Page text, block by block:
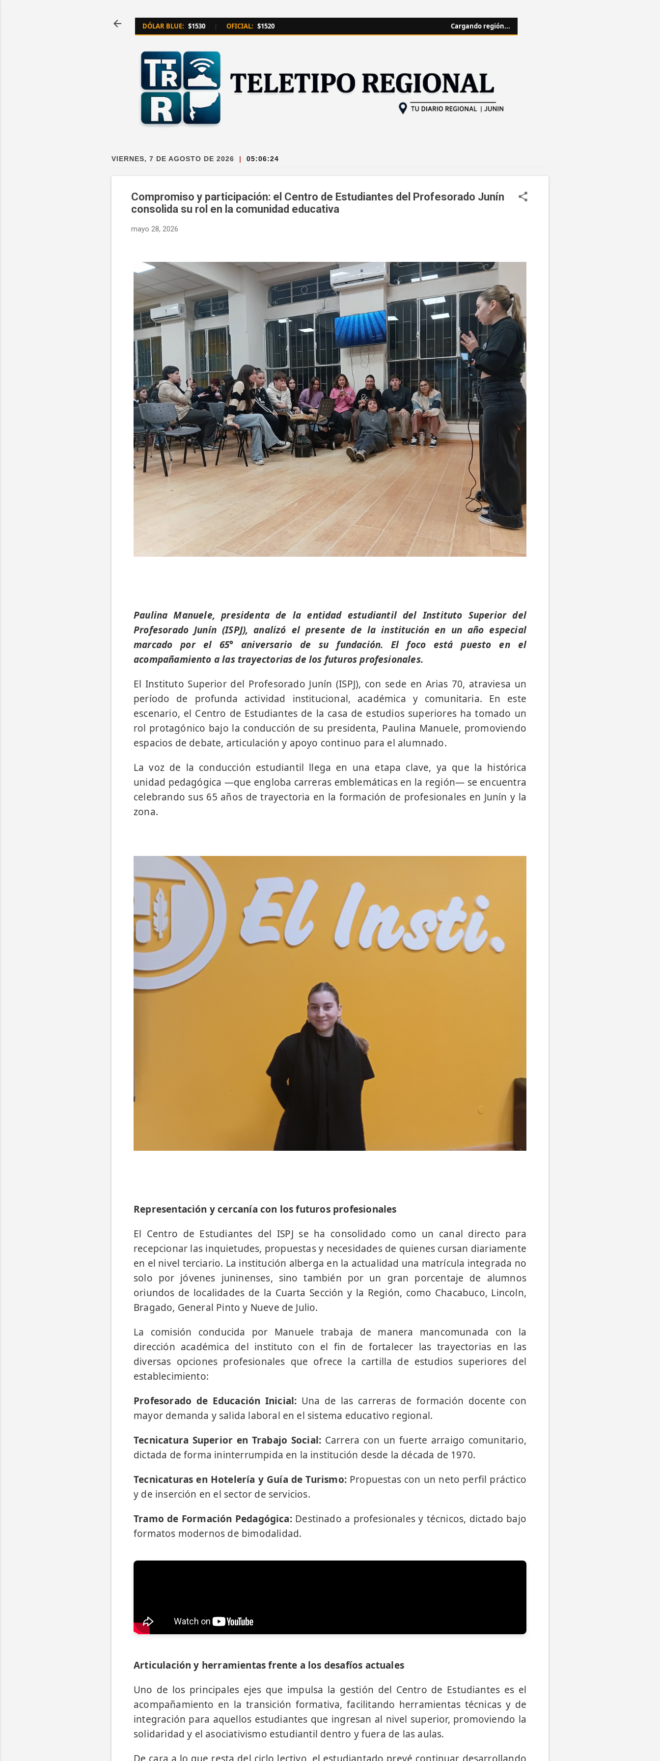
DÓLAR BLUE: $1530 | OFICIAL: $1520 Cargando región...
VIERNES, 7 DE AGOSTO DE 2026 | 05:06:25
Compromiso y participación: el Centro de Estudiantes del Profesorado Junín
consolida su rol en la comunidad educativa
mayo 28, 2026
Paulina Manuele, presidenta de la entidad estudiantil del Instituto Superior del
Profesorado Junín (ISPJ), analizó el presente de la institución en un año especial
marcado por el 65° aniversario de su fundación. El foco está puesto en el
acompañamiento a las trayectorias de los futuros profesionales.
El Instituto Superior del Profesorado Junín (ISPJ), con sede en Arias 70, atraviesa un
período de profunda actividad institucional, académica y comunitaria. En este
escenario, el Centro de Estudiantes de la casa de estudios superiores ha tomado un
rol protagónico bajo la conducción de su presidenta, Paulina Manuele, promoviendo
espacios de debate, articulación y apoyo continuo para el alumnado.
La voz de la conducción estudiantil llega en una etapa clave, ya que la histórica
unidad pedagógica —que engloba carreras emblemáticas en la región— se encuentra
celebrando sus 65 años de trayectoria en la formación de profesionales en Junín y la
zona.
Representación y cercanía con los futuros profesionales
El Centro de Estudiantes del ISPJ se ha consolidado como un canal directo para
recepcionar las inquietudes, propuestas y necesidades de quienes cursan diariamente
en el nivel terciario. La institución alberga en la actualidad una matrícula integrada no
solo por jóvenes juninenses, sino también por un gran porcentaje de alumnos
oriundos de localidades de la Cuarta Sección y la Región, como Chacabuco, Lincoln,
Bragado, General Pinto y Nueve de Julio.
La comisión conducida por Manuele trabaja de manera mancomunada con la
dirección académica del instituto con el fin de fortalecer las trayectorias en las
diversas opciones profesionales que ofrece la cartilla de estudios superiores del
establecimiento:
Profesorado de Educación Inicial: Una de las carreras de formación docente con
mayor demanda y salida laboral en el sistema educativo regional.
Tecnicatura Superior en Trabajo Social: Carrera con un fuerte arraigo comunitario,
dictada de forma ininterrumpida en la institución desde la década de 1970.
Tecnicaturas en Hotelería y Guía de Turismo: Propuestas con un neto perfil práctico
y de inserción en el sector de servicios.
Tramo de Formación Pedagógica: Destinado a profesionales y técnicos, dictado bajo
formatos modernos de bimodalidad.
Articulación y herramientas frente a los desafíos actuales
Uno de los principales ejes que impulsa la gestión del Centro de Estudiantes es el
acompañamiento en la transición formativa, facilitando herramientas técnicas y de
integración para aquellos estudiantes que ingresan al nivel superior, promoviendo la
solidaridad y el asociativismo estudiantil dentro y fuera de las aulas.
De cara a lo que resta del ciclo lectivo, el estudiantado prevé continuar desarrollando